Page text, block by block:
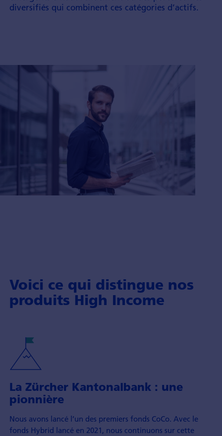
diversifiés qui combinent ces catégories d’actifs.
Voici ce qui distingue nos
produits High Income
La Zürcher Kantonalbank : une
pionnière
Nous avons lancé l’un des premiers fonds CoCo. Avec le
fonds Hybrid lancé en 2021, nous continuons sur cette